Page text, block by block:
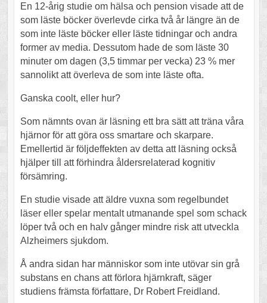
En 12-årig studie om hälsa och pension visade att de
som läste böcker överlevde cirka två år längre än de
som inte läste böcker eller läste tidningar och andra
former av media. Dessutom hade de som läste 30
minuter om dagen (3,5 timmar per vecka) 23 % mer
sannolikt att överleva de som inte läste ofta.
Ganska coolt, eller hur?
Som nämnts ovan är läsning ett bra sätt att träna våra
hjärnor för att göra oss smartare och skarpare.
Emellertid är följdeffekten av detta att läsning också
hjälper till att förhindra åldersrelaterad kognitiv
försämring.
En studie visade att äldre vuxna som regelbundet
läser eller spelar mentalt utmanande spel som schack
löper två och en halv gånger mindre risk att utveckla
Alzheimers sjukdom.
Å andra sidan har människor som inte utövar sin grå
substans en chans att förlora hjärnkraft, säger
studiens främsta författare, Dr Robert Freidland.